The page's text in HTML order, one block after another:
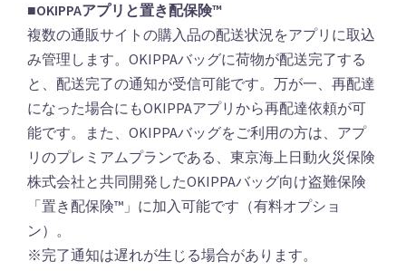
■OKIPPAアプリと置き配保険™️
複数の通販サイトの購入品の配送状況をアプリに取込
み管理します。OKIPPAバッグに荷物が配送完了する
と、配送完了の通知が受信可能です。万が一、再配達
になった場合にもOKIPPAアプリから再配達依頼が可
能です。また、OKIPPAバッグをご利用の方は、アプ
リのプレミアムプランである、東京海上日動火災保険
株式会社と共同開発したOKIPPAバッグ向け盗難保険
「置き配保険™️」に加入可能です（有料オプショ
ン）。
※完了通知は遅れが生じる場合があります。